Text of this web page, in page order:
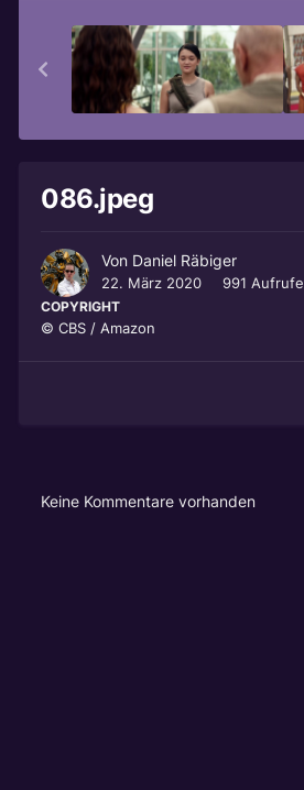
086.jpeg
Von Daniel Räbiger
22. März 2020 991 Aufrufe
COPYRIGHT
© CBS / Amazon
Keine Kommentare vorhanden